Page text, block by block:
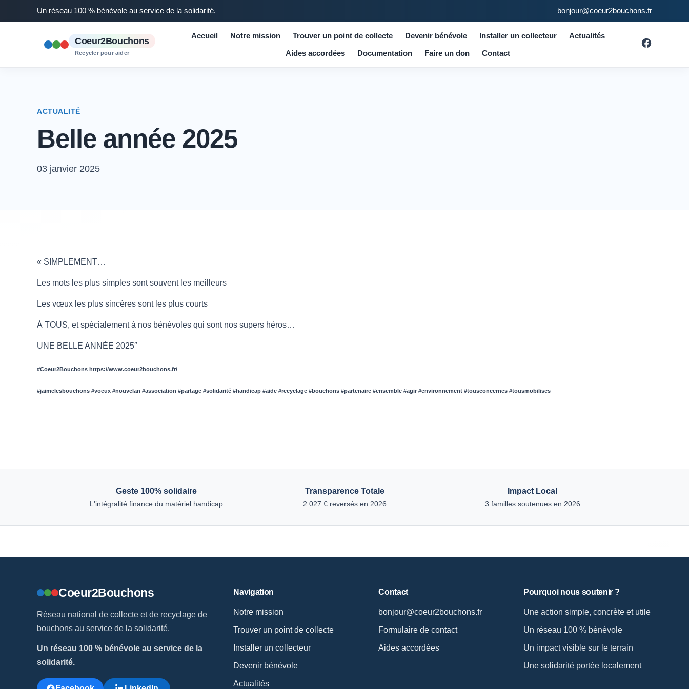
Un réseau 100 % bénévole au service de la solidarité. bonjour@coeur2bouchons.fr
Coeur2Bouchons
Recycler pour aider
Accueil Notre mission Trouver un point de collecte Devenir bénévole Installer un collecteur
Actualités
Aides accordées
Documentation Faire un don Contact
ACTUALITÉ
Belle année 2025
03 janvier 2025
« SIMPLEMENT…
Les mots les plus simples sont souvent les meilleurs
Les vœux les plus sincères sont les plus courts
À TOUS, et spécialement à nos bénévoles qui sont nos supers héros…
UNE BELLE ANNÉE 2025″
#Coeur2Bouchons https://www.coeur2bouchons.fr/
#jaimelesbouchons #voeux #nouvelan #association #partage #solidarité #handicap #aide #recyclage #bouchons #partenaire #ensemble #agir #environnement #tousconcernes #tousmobilises
Geste 100% solidaire
L'intégralité finance du matériel handicap
Transparence Totale
2 027 € reversés en 2026
Impact Local
3 familles soutenues en 2026
Coeur2Bouchons
Réseau national de collecte et de recyclage de
bouchons au service de la solidarité.
Un réseau 100 % bénévole au service de la
solidarité.
Navigation
Notre mission
Trouver un point de collecte
Installer un collecteur
Devenir bénévole
Actualités
Contact
bonjour@coeur2bouchons.fr
Formulaire de contact
Aides accordées
Pourquoi nous soutenir ?
Une action simple, concrète et utile
Un réseau 100 % bénévole
Un impact visible sur le terrain
Une solidarité portée localement